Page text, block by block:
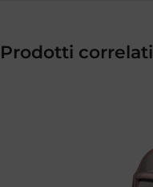
Prodotti correlati